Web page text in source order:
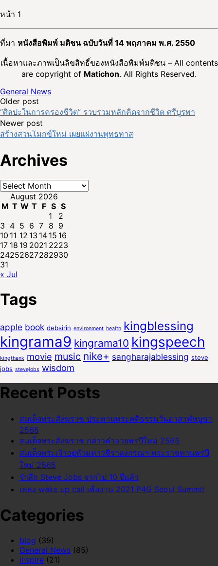
หน้า 1
ที่มา หนังสือพิมพ์ มติชน ฉบับวันที่ 14 พฤภาคม พ.ศ. 2550
เนื้อหาและภาพเป็นลิขสิทธิ์ของหนังสือพิมพ์มติชน – All contents
are copyright of Matichon. All Rights Reserved.
General News
Post
navigation
Older post
“ศิลปะในการครองชีวิต” รวบรวมหลักคิดจากชีวิต ศรีบูรพา
Newer post
สร้างสวนโมกข์ใหม่ เผยแผ่งานพุทธทาส
Archives
Archives
August 2026
M T W T F S S
1
2
3 4 5 6 7 8 9
10 11 12 13 14 15 16
17 18 19 2021 2223
24252627282930
31
« Jul
Tags
apple book debsirin environment health kingblessing
kingrama9 kingrama10 kingspeech
kingthank movie music nike+ sangharajablessing steve
jobs stevejobs wisdom
Recent Posts
สมเด็จพระสังฆราช ประทานพระคติธรรมวันอาสาฬหบูชา
2565
สมเด็จพระสังฆราช กล่าวคำอวยพรปีใหม่ 2565
สมเด็จพระเจ้าอยู่หัวมหาวชิราลงกรณฯ พระราชทานพรปี
ใหม่ 2565
รำลึก Steve Jobs จากไป 10 ปีแล้ว
เพลง wake up call เพื่องาน 2021 P4G Seoul Summit
Categories
blog (39)
General News (85)
inspire (21)